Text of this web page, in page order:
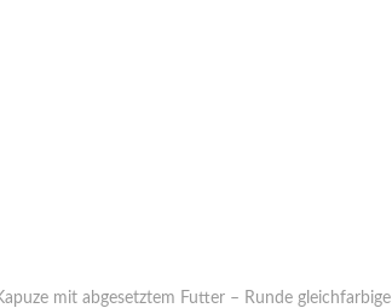
mit abgesetztem Futter – Runde gleichfarbige